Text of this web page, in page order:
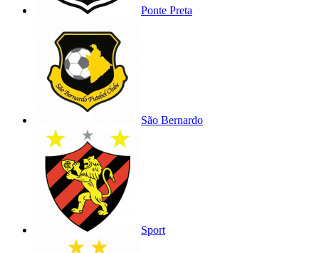
Ponte Preta
São Bernardo
Sport